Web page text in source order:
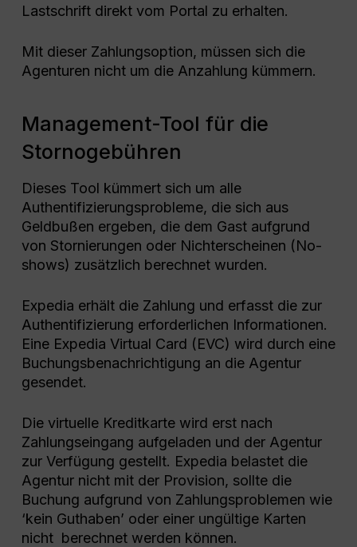
Lastschrift direkt vom Portal zu erhalten.
Mit dieser Zahlungsoption, müssen sich die
Agenturen nicht um die Anzahlung kümmern.
Management-Tool für die
Stornogebühren
Dieses Tool kümmert sich um alle
Authentifizierungsprobleme, die sich aus
Geldbußen ergeben, die dem Gast aufgrund
von Stornierungen oder Nichterscheinen (No-
shows) zusätzlich berechnet wurden.
Expedia erhält die Zahlung und erfasst die zur
Authentifizierung erforderlichen Informationen.
Eine Expedia Virtual Card (EVC) wird durch eine
Buchungsbenachrichtigung an die Agentur
gesendet.
Die virtuelle Kreditkarte wird erst nach
Zahlungseingang aufgeladen und der Agentur
zur Verfügung gestellt. Expedia belastet die
Agentur nicht mit der Provision, sollte die
Buchung aufgrund von Zahlungsproblemen wie
‘kein Guthaben’ oder einer ungültige Karten
nicht berechnet werden können.